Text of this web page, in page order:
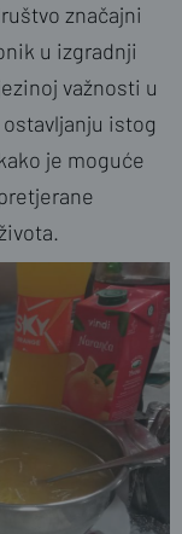
značajni
u izgradnji
važnosti u
istog
je moguće